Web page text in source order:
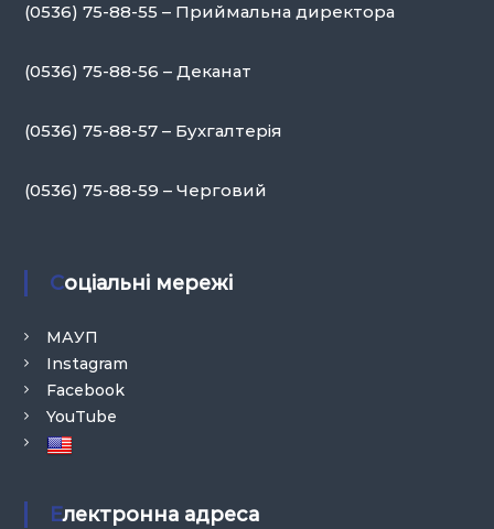
(0536) 75-88-55 – Приймальна директора
(0536) 75-88-56 – Деканат
(0536) 75-88-57 – Бухгалтерія
(0536) 75-88-59 – Черговий
Соціальні мережі
МАУП
Instagram
Facebook
YouTube
Електронна адреса